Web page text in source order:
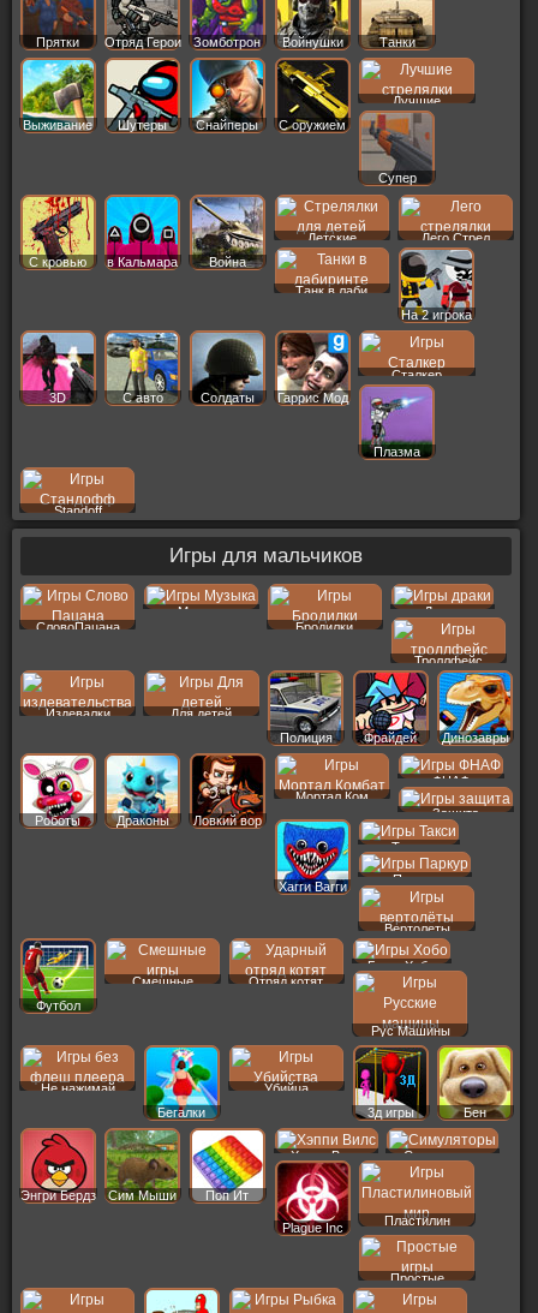
Прятки Отряд Герои Зомботрон Войнушки Танки
Выживание Шутеры Снайперы С оружием
Лучшие
Супер
С кровью в Кальмара Война
Детские Лего Стрел
Танк в лаби
На 2 игрока
3D С авто Солдаты Гаррис Мод
Сталкер
Плазма
Standoff
Игры для мальчиков
СловоПацана
Музыка
Бродилки
Драки
Троллфейс
Издевалки
Для детей
Полиция
Фрайдей Динозавры
Роботы Драконы Ловкий вор
Мортал Ком
ФНАФ
Защита
Хагги Вагги
Такси
Паркур
Вертолеты
Футбол
Смешные Отряд котят
Бомж Хобо
Рус Машины
Не нажимай
Бегалки
Убийца
3д игры
Бен
Энгри Бердз Сим Мыши Поп Ит
Хэппи Вилс Симуляторы
Plague Inc
Пластилин
Простые